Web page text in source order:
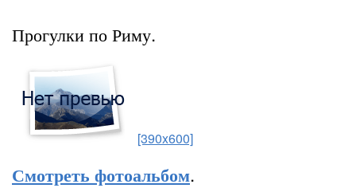
Прогулки по Риму.
[390x600]
Смотреть фотоальбом.